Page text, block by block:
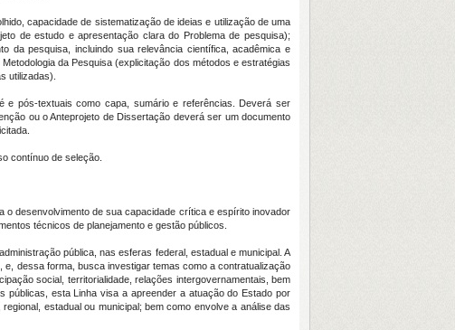
capacidade de sistematização de ideias e utilização de uma
de estudo e apresentação clara do Problema de pesquisa);
da pesquisa, incluindo sua relevância científica, acadêmica e
da Pesquisa (explicitação dos métodos e estratégias
utilizadas).
e pós-textuais como capa, sumário e referências. Deverá ser
ou o Anteprojeto de Dissertação deverá ser um documento
contínuo de seleção.
desenvolvimento de sua capacidade crítica e espírito inovador
técnicos de planejamento e gestão públicos.
pública, nas esferas federal, estadual e municipal. A
dessa forma, busca investigar temas como a contratualização
social, territorialidade, relações intergovernamentais, bem
esta Linha visa a apreender a atuação do Estado por
estadual ou municipal; bem como envolve a análise das